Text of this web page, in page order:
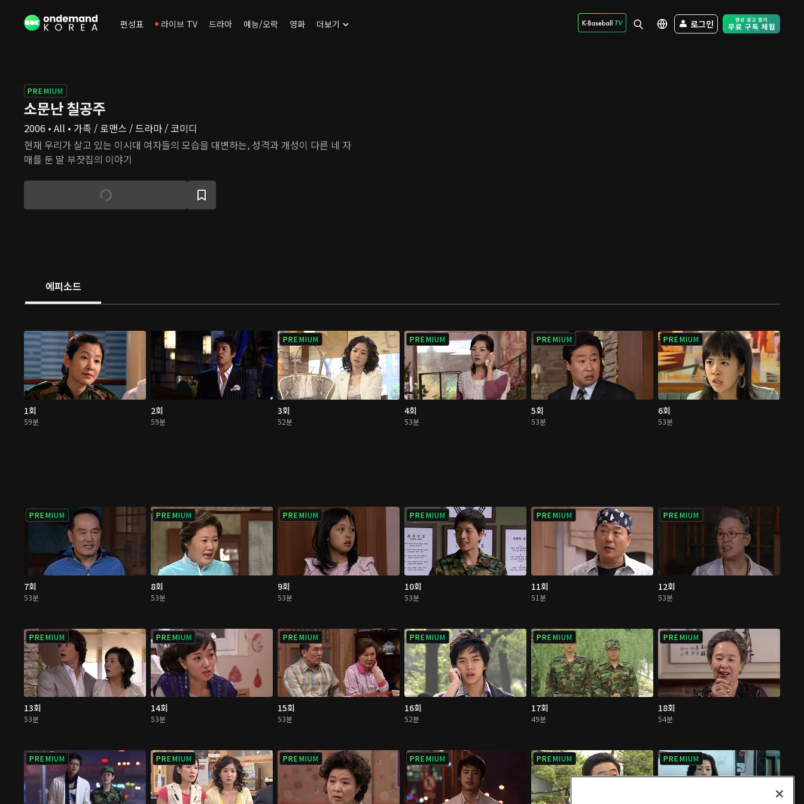
편성표 라이브 TV 드라마 예능/오락 영화 더보기 로그인 Free Trial -
PREMIUM
소문난 칠공주
2006 • All • 가족 / 로맨스 / 드라마 / 코미디
현재 우리가 살고 있는 이시대 여자들의 모습을 대변하는, 성격과 개성이 다른 네 자
매를 둔 딸 부잣집의 이야기
에피소드
1회
59분
2회
59분
PREMIUM
3회
52분
PREMIUM
4회
53분
PREMIUM
5회
53분
PREMIUM
6회
53분
PREMIUM
7회
53분
PREMIUM
8회
53분
PREMIUM
9회
53분
PREMIUM
10회
53분
PREMIUM
11회
51분
PREMIUM
12회
53분
PREMIUM
13회
53분
PREMIUM
14회
53분
PREMIUM
15회
53분
PREMIUM
16회
52분
PREMIUM
17회
49분
PREMIUM
18회
54분
PREMIUM PREMIUM PREMIUM PREMIUM PREMIUM PREMIUM